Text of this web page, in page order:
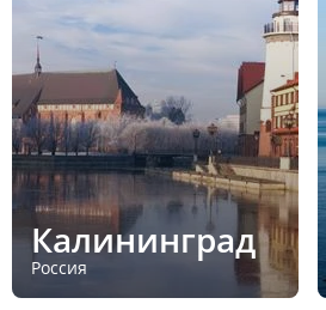
Калининград
Россия